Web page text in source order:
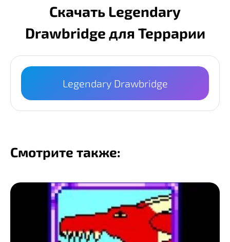
Скачать Legendary
Drawbridge для Террарии
Legendary Drawbridge
Смотрите также: